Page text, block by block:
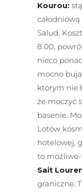
Kourou:
Salud.
8.00,
nieco
mocno
którym nie
że moczyć
basenie.
Lotów
hotelowej,
to możliwe-
Sait
graniczne.